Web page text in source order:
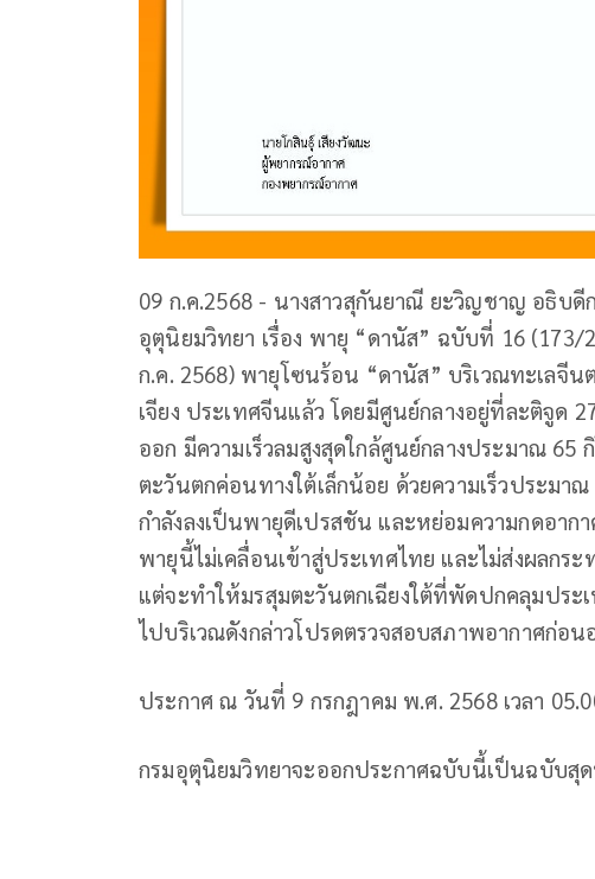
09 ก.ค.2568 - นางสาวสุกันยาณี ยะวิญชาญ อธิบ
อุตุนิยมวิทยา เรื่อง พายุ “ดานัส” ฉบับที่ 16 (173/
ก.ค. 2568) พายุโซนร้อน “ดานัส” บริเวณทะเลจี
เจียง ประเทศจีนแล้ว โดยมีศูนย์กลางอยู่ที่ละติจูด
ออก มีความเร็วลมสูงสุดใกล้ศูนย์กลางประมาณ 65
ตะวันตกค่อนทางใต้เล็กน้อย ด้วยความเร็วประมา
กำลังลงเป็นพายุดีเปรสชัน และหย่อมความกดอาก
พายุนี้ไม่เคลื่อนเข้าสู่ประเทศไทย และไม่ส่งผลกร
แต่จะทำให้มรสุมตะวันตกเฉียงใต้ที่พัดปกคลุมประ
ไปบริเวณดังกล่าวโปรดตรวจสอบสภาพอากาศก่อน
ประกาศ ณ วันที่ 9 กรกฎาคม พ.ศ. 2568 เวลา
กรมอุตุนิยมวิทยาจะออกประกาศฉบับนี้เป็นฉบับสุ